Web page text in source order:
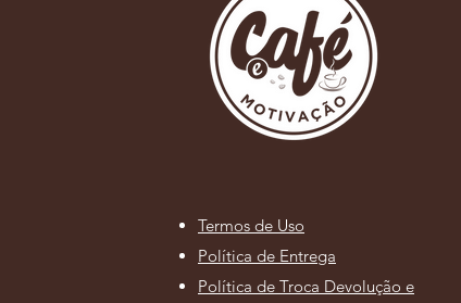
Termos de Uso
Política de Entrega
Política de Troca Devolução e